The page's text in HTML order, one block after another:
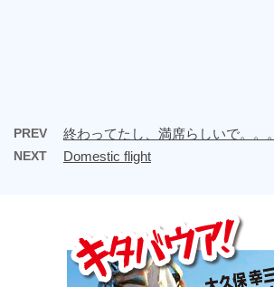
PREV 終わってたし、満席らしいで。。。
NEXT Domestic flight